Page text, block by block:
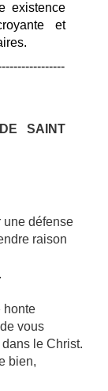
existence
et
SAINT
défense
raison
vous
le Christ.
bien,